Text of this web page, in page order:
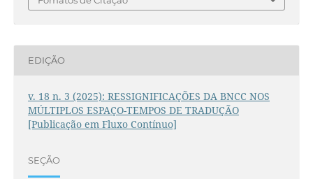
EDIÇÃO
v. 18 n. 3 (2025): RESSIGNIFICAÇÕES DA BNCC NOS
MÚLTIPLOS ESPAÇO-TEMPOS DE TRADUÇÃO
[Publicação em Fluxo Contínuo]
SEÇÃO